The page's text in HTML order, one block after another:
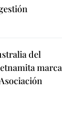
del
marca